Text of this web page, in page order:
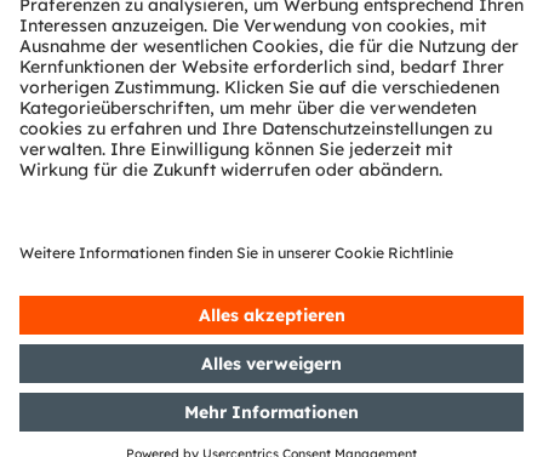
© 2026 ams-OSRAM AG. All rights reserved.
Datenschutzerklärung Nutzungsbedingungen
Terms of Trade
ImpressumCookie PolicyAI Policy